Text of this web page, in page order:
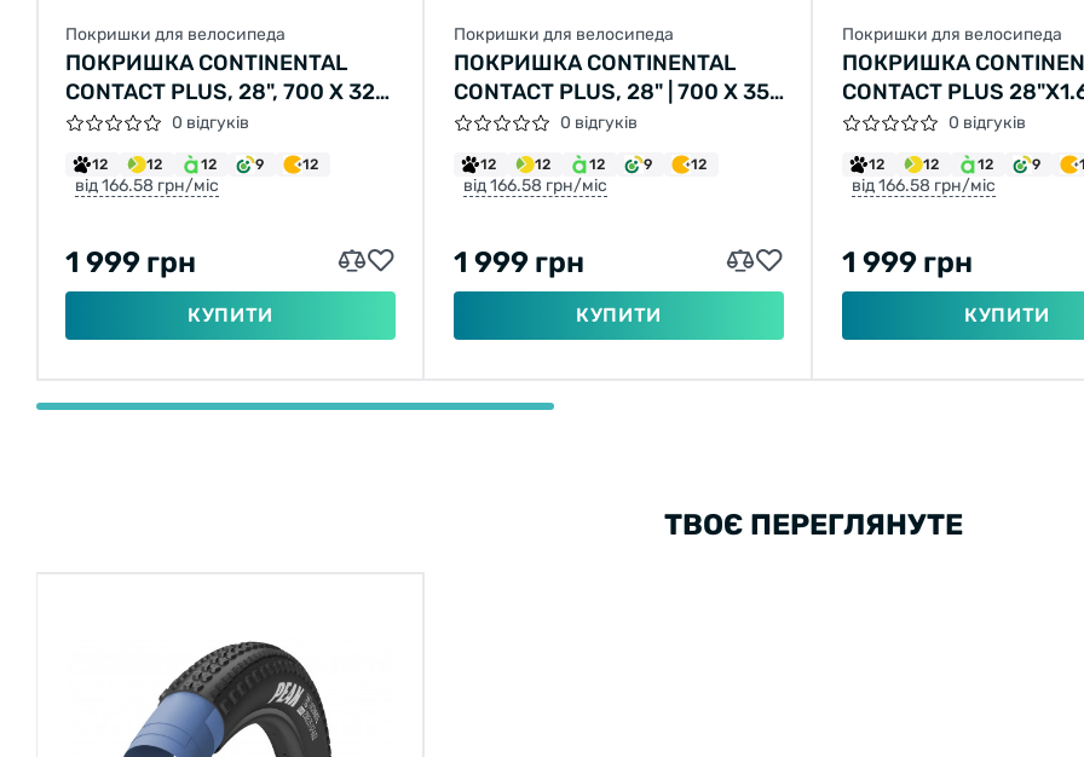
Покришки для велосипеда
ПОКРИШКА CONTINENTAL
CONTACT PLUS, 28", 700 X 32C,
28 X 1 1/4 X 1 3/4, 32-622,
ЧОРНА, НЕ СКЛАДНА,
СВІТЛОВІДБИВНА,
0 відгуків
12 12 12 9 12
від 166.58 грн/міс
1 999 грн
КУПИТИ
Покришки для велосипеда
ПОКРИШКА CONTINENTAL
CONTACT PLUS, 28" | 700 X 35C
| 28 X 1 3/8 X 1 5/8, ЧОРНА, НЕ
СКЛАДНА, СВІТЛОВІДБИВНА
0 відгуків
12 12 12 9 12
від 166.58 грн/міс
1 999 грн
КУПИТИ
Покришки для велосипеда
ПОКРИШКА
CONTACT PLUS
SAFETYPLUS BREAKER
СВІТЛОВІДБИВНА
0 відгуків
12 12 12 9
від 166.58 грн/міс
1 999 грн
КУПИТИ
ТВОЄ ПЕРЕГЛЯНУТЕ